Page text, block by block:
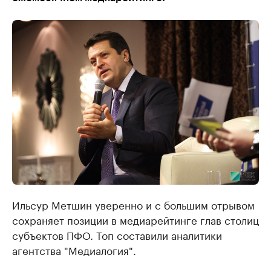
Ильсур Метшин уверенно и с большим отрывом
сохраняет позиции в медиарейтинге глав столиц
субъектов ПФО. Топ составили аналитики
агентства "Медиалогия".